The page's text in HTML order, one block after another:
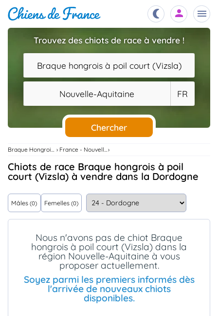
Chiots
Éleveurs
Étalons
Chiens
Services
..
Assurances
Connexion
Trouvez des chiots de race à vendre !
Braque hongrois à poil court (Vizsla)
Nouvelle-Aquitaine FR
Chercher
Braque Hongrois À Poil Court (Vizsla) France - Nouvelle-Aquitaine
Chiots de race Braque hongrois à poil
court (Vizsla) à vendre dans la Dordogne
Mâles (0) Femelles (0)
Nous n'avons pas de chiot Braque
hongrois à poil court (Vizsla) dans la
région Nouvelle-Aquitaine à vous
proposer actuellement.
Soyez parmi les premiers informés dès
l'arrivée de nouveaux chiots
disponibles.